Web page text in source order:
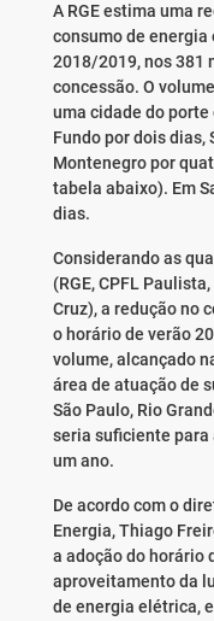
A RGE estima uma
consumo de
2018/2019, nos 381
concessão. O
uma cidade do porte
Fundo por dois dias,
Montenegro por
tabela abaixo). Em
dias.
Considerando as
(RGE, CPFL
Cruz), a redução no
o horário de verão
volume, alcançado
área de atuação de
São Paulo, Rio
seria suficiente
um ano.
De acordo com o
Energia, Thiago
a adoção do horário
aproveitamento da
de energia elétrica,